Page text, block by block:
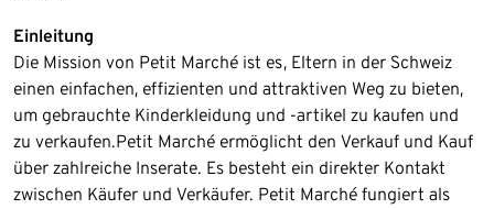
Einleitung
Die Mission von Petit Marché ist es, Eltern in der Schweiz
einen einfachen, effizienten und attraktiven Weg zu bieten,
um gebrauchte Kinderkleidung und -artikel zu kaufen und
zu verkaufen.​Petit Marché ermöglicht den Verkauf und Kauf
über zahlreiche Inserate. Es besteht ein direkter Kontakt
zwischen Käufer und Verkäufer. Petit Marché fungiert als